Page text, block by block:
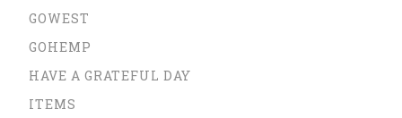
GOWEST
GOHEMP
HAVE A GRATEFUL DAY
ITEMS